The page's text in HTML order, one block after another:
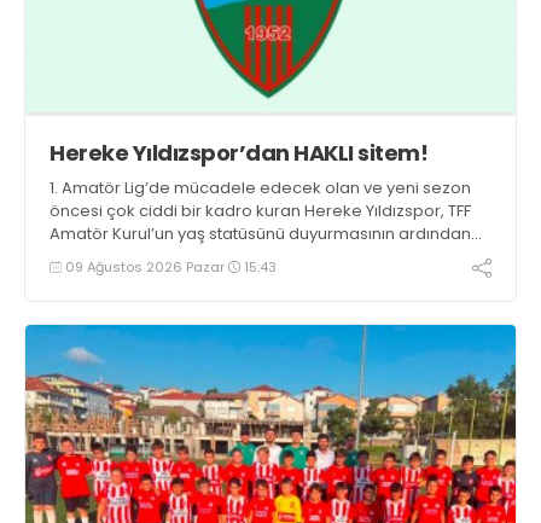
Hereke Yıldızspor’dan HAKLI sitem!
1. Amatör Lig’de mücadele edecek olan ve yeni sezon
öncesi çok ciddi bir kadro kuran Hereke Yıldızspor, TFF
Amatör Kurul’un yaş statüsünü duyurmasının ardından
büyük bir şok yaşadı.
09 Ağustos 2026 Pazar 15:43